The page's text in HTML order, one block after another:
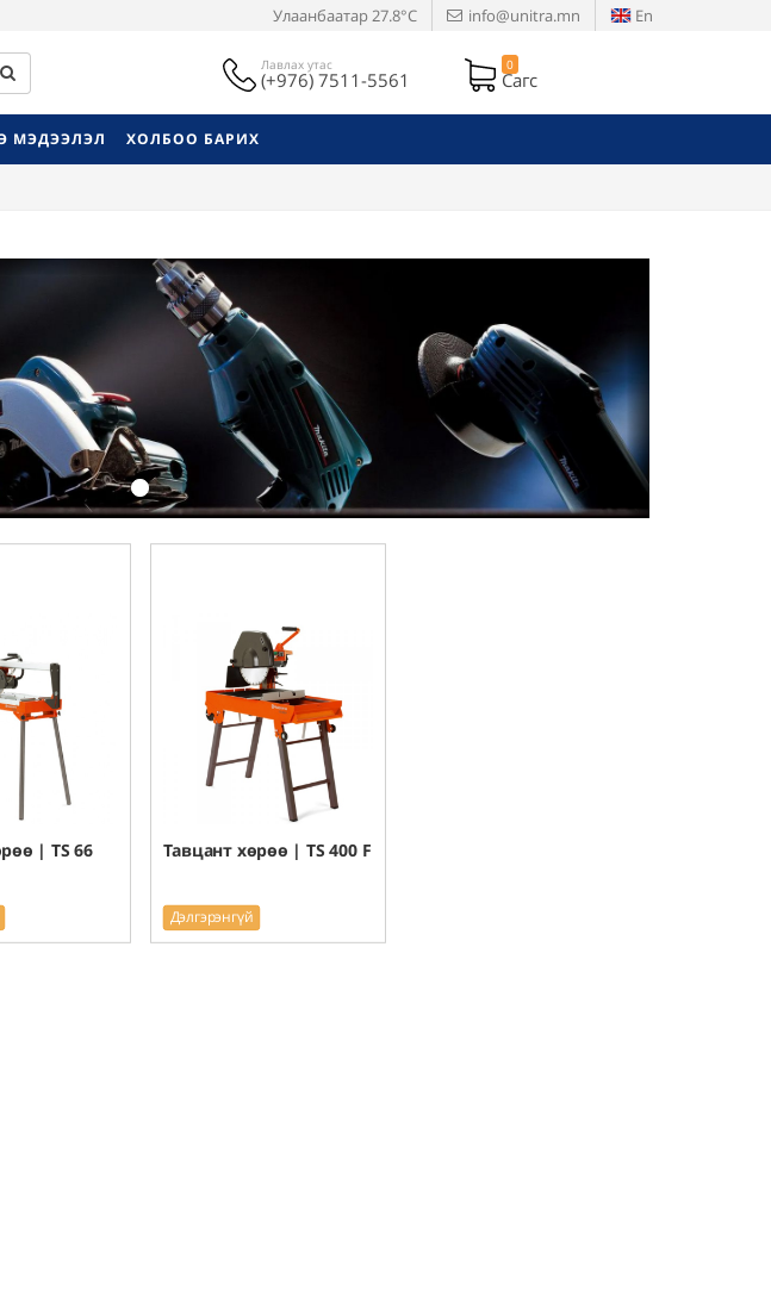
Улаанбаатар27.8°C info@unitra.mn En
Лавлах утас
(+976) 7511-5561
0
Сагс
МЭДЭЭЛЭЛ ХОЛБОО БАРИХ
| TS 66 Тавцант хөрөө | TS 400 F
Дэлгэрэнгүй